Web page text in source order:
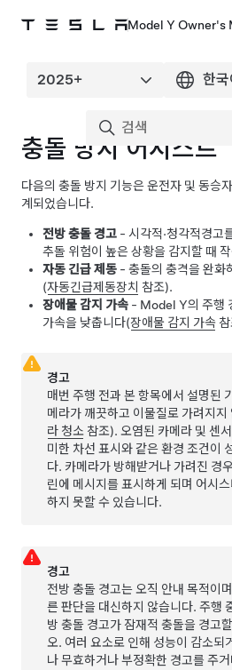
Model Y Owner's
충돌 방지 어시스트
다음의 충돌 방지 기능은 운전자 및 동승
계되었습니다.
전방 충돌 경고 - 시각적·청각적경고
추돌 위험이 높은 상황을 감지할 때
자동 긴급 제동 - 충돌의 충격을 완화
(자동긴급제동장치 참조).
장애물 감지 가속 - Model Y의 주행
가속을 낮춥니다(장애물 감지 가속
경고
매번 주행 전과 본 항목에서 설명된
메라가 깨끗하고 이물질로 가려지
라 청소 참조). 오염된 카메라 및 센
미한 차선 표시와 같은 환경 조건이
다. 카메라가 방해받거나 가려진 경
린에 메시지를 표시하게 되며 어시
하지 못할 수 있습니다.
경고
전방 충돌 경고는 오직 안내 목적이
른 판단을 대신하지 않습니다. 주행
방 충돌 경고가 잠재적 충돌을 경고
오. 여러 요소로 인해 성능이 감소되
나 무효하거나 부정확한 경고를 주